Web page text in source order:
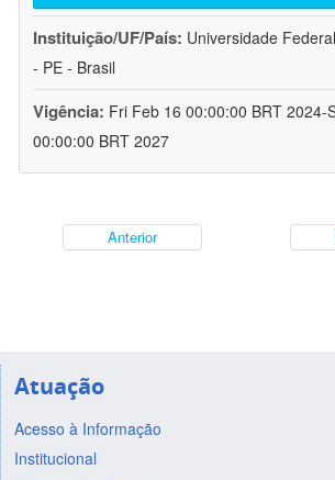
Instituição/UF/País: Universidade
- PE - Brasil
Vigência: Fri Feb 16 00:00:00 BRT 2024-
00:00:00 BRT 2027
Anterior
Atuação
Acesso à Informação
Institucional